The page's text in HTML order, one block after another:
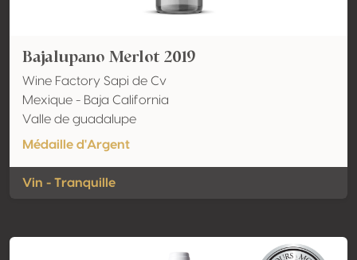
Bajalupano Merlot 2019
Wine Factory Sapi de Cv
Mexique - Baja California
Valle de guadalupe
Médaille d'Argent
Vin - Tranquille